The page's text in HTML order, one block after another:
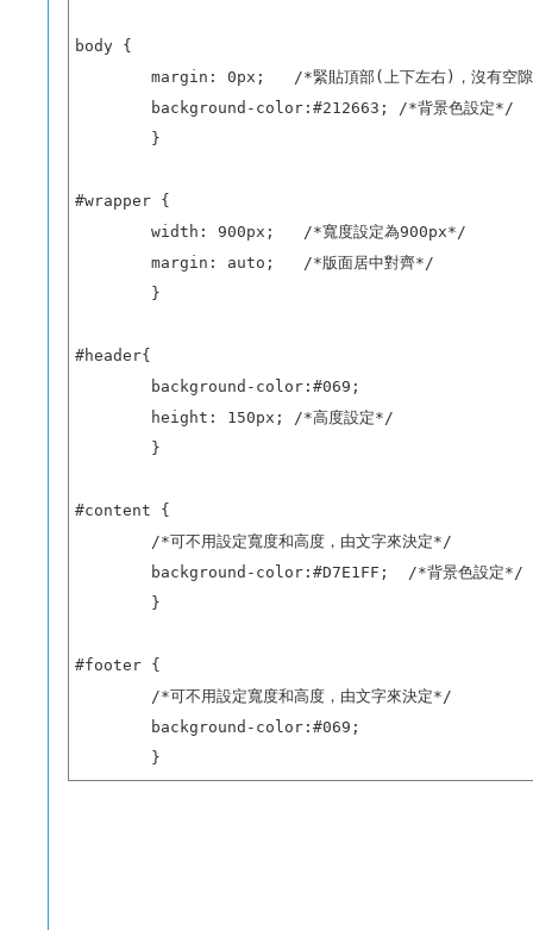
body {
margin: 0px;   /*緊貼頂部(上下左右)，沒有空
        background-color:#212663; /*背景色設定*/
        }
#wrapper {
        width: 900px;   /*寬度設定為900px*/
        margin: auto;   /*版面居中對齊*/
        }
#header{
        background-color:#069;
        height: 150px; /*高度設定*/
        }
#content {
        /*可不用設定寬度和高度，由文字來決定*/
        background-color:#D7E1FF;  /*背景色設定*/
        }
#footer {
        /*可不用設定寬度和高度，由文字來決定*/
        background-color:#069;
        }